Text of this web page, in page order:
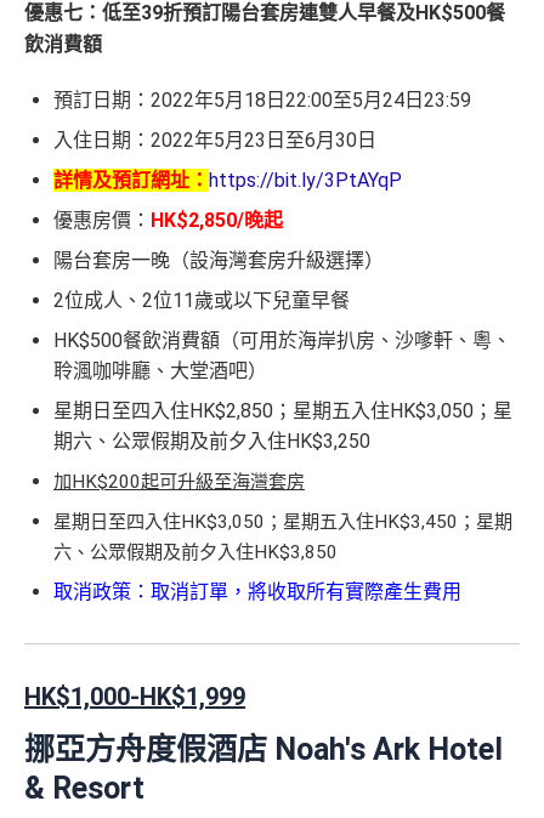
優惠七：低至39折預訂陽台套房連雙人早餐及HK$500餐
飲消費額
預訂日期：2022年5月18日22:00至5月24日23:59
入住日期：2022年5月23日至6月30日
詳情及預訂網址： https://bit.ly/3PtAYqP
優惠房價： HK$2,850/晚起
陽台套房一晚（設海灣套房升級選擇）
2位成人、2位11歲或以下兒童早餐
HK$500餐飲消費額（可用於海岸扒房、沙嗲軒、粵、
聆渢咖啡廳、大堂酒吧）
星期日至四入住HK$2,850；星期五入住HK$3,050；星
期六、公眾假期及前夕入住HK$3,250
加HK$200起可升級至海灣套房
星期日至四入住HK$3,050；星期五入住HK$3,450；星期
六、公眾假期及前夕入住HK$3,850
取消政策：取消訂單，將收取所有實際產生費用
HK$1,000-HK$1,999
挪亞方舟度假酒店 Noah's Ark Hotel
& Resort